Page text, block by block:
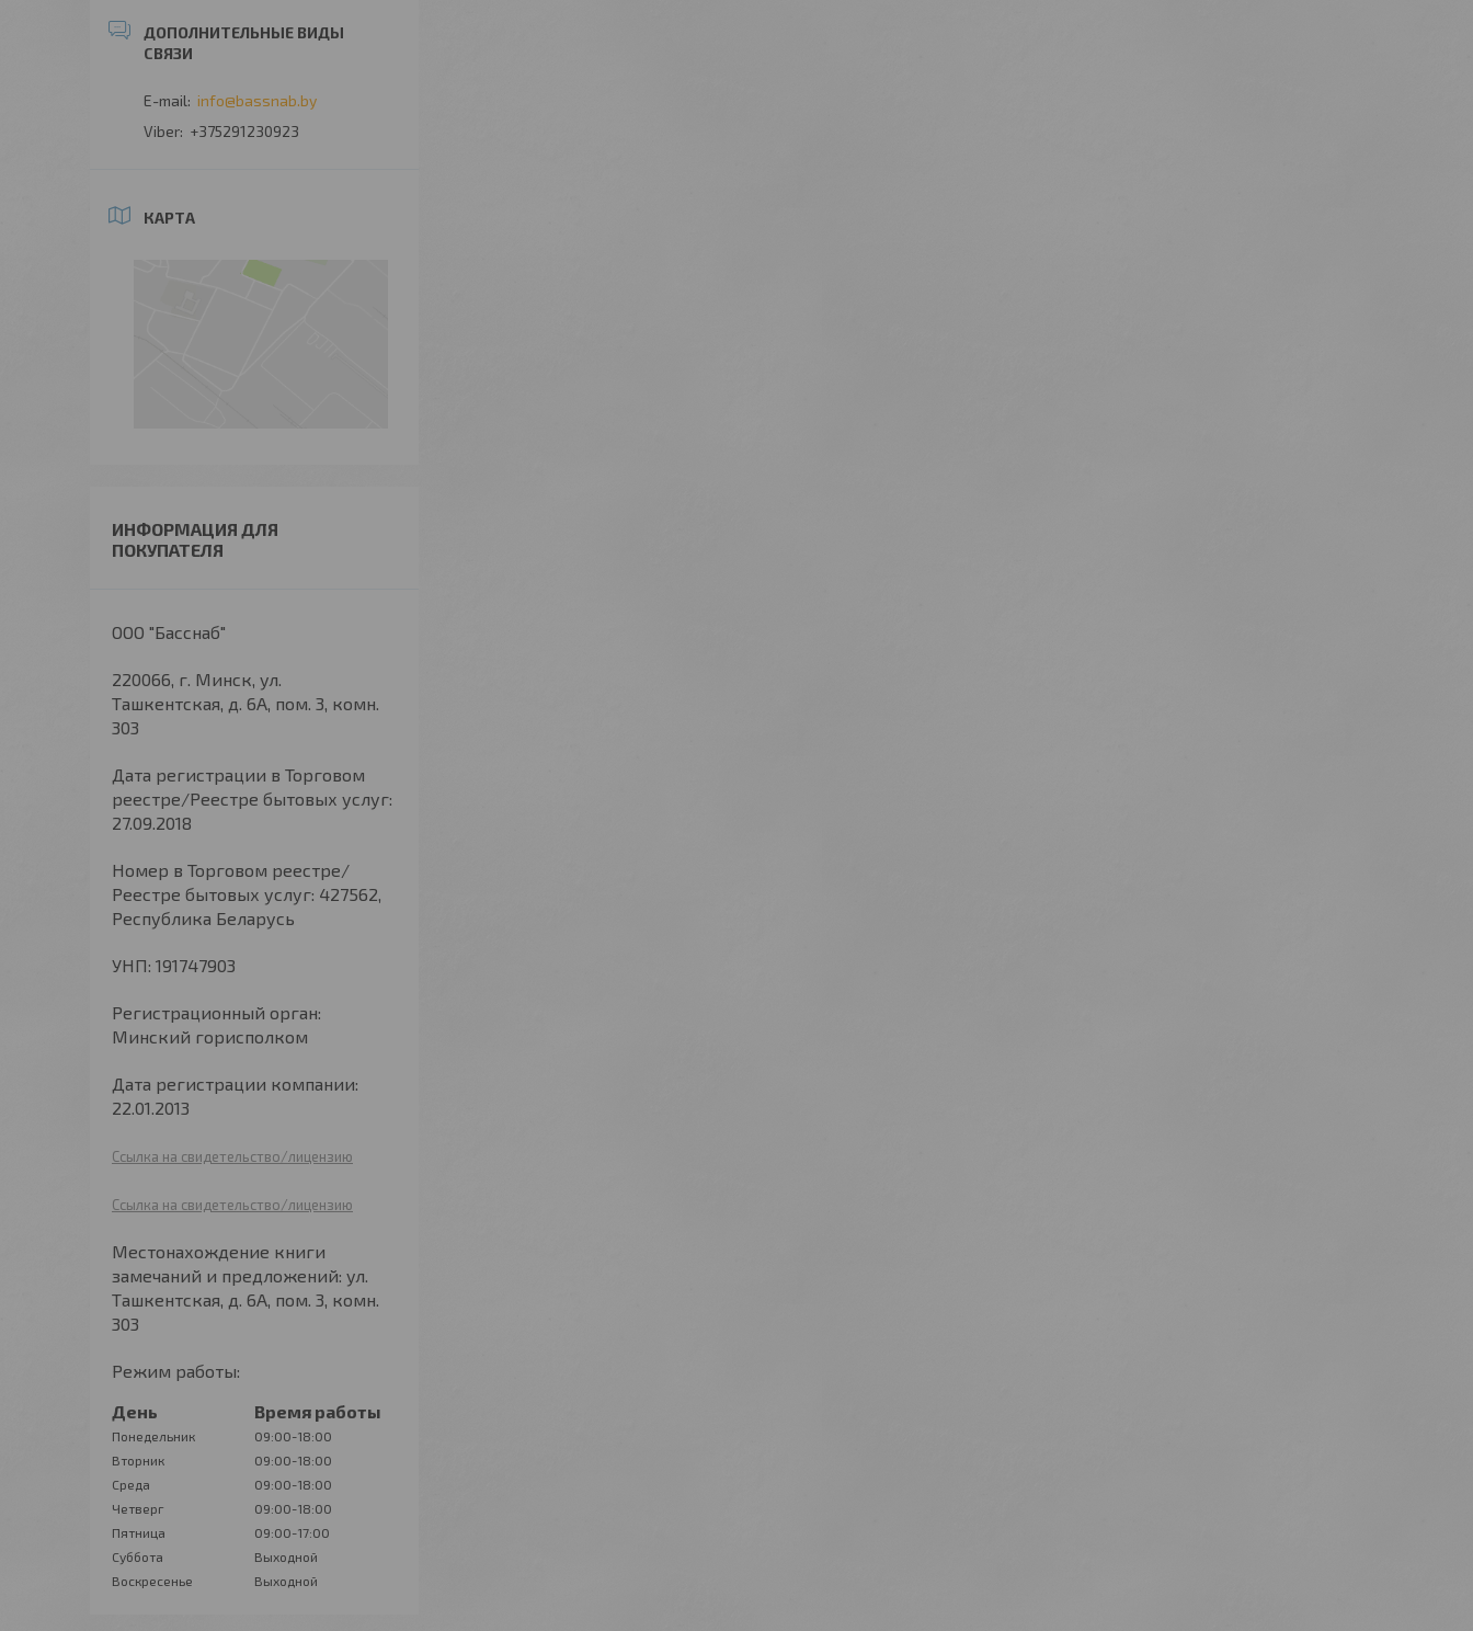
info@bassnab.by
+375291230923
КАРТА
ИНФОРМАЦИЯ ДЛЯ
ПОКУПАТЕЛЯ
ООО "Басснаб"
220066, г. Минск, ул.
Ташкентская, д. 6А, пом. 3, комн.
303
Дата регистрации в Торговом
реестре/Реестре бытовых услуг:
27.09.2018
Номер в Торговом реестре/
Реестре бытовых услуг: 427562,
Республика Беларусь
УНП: 191747903
Регистрационный орган:
Минский горисполком
Дата регистрации компании:
22.01.2013
Ссылка на свидетельство/лицензию
Ссылка на свидетельство/лицензию
Местонахождение книги
замечаний и предложений: ул.
Ташкентская, д. 6А, пом. 3, комн.
303
Режим работы:
День
Время работы
Понедельник
09:00-18:00
Вторник
09:00-18:00
Среда
09:00-18:00
Четверг
09:00-18:00
Пятница
09:00-17:00
Суббота
Выходной
Воскресенье
Выходной